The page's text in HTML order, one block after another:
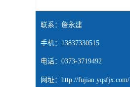
联系：詹永建
手机：13837330515
电话：0373-3719492
网址： http://fujian.yqsfjx.com/